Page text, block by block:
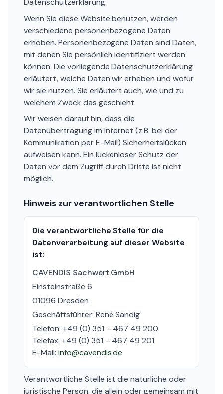
Datenschutzerklärung.
Wenn Sie diese Website benutzen, werden
verschiedene personenbezogene Daten
erhoben. Personenbezogene Daten sind Daten,
mit denen Sie persönlich identifiziert werden
können. Die vorliegende Datenschutzerklärung
erläutert, welche Daten wir erheben und wofür
wir sie nutzen. Sie erläutert auch, wie und zu
welchem Zweck das geschieht.
Wir weisen darauf hin, dass die
Datenübertragung im Internet (z.B. bei der
Kommunikation per E-Mail) Sicherheitslücken
aufweisen kann. Ein lückenloser Schutz der
Daten vor dem Zugriff durch Dritte ist nicht
möglich.
Hinweis zur verantwortlichen Stelle
Die verantwortliche Stelle für die
Datenverarbeitung auf dieser Website
ist:
CAVENDIS Sachwert GmbH
Einsteinstraße 6
01096 Dresden
Geschäftsführer: René Sandig
Telefon: +49 (0) 351 – 467 49 200
Telefax: +49 (0) 351 – 467 49 201
E-Mail: info@cavendis.de
Verantwortliche Stelle ist die natürliche oder
juristische Person, die allein oder gemeinsam mit